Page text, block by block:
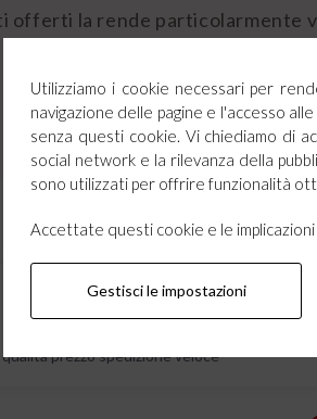
offerti la rende particolarmente
prezzo spedizione veloce
Utilizziamo i cookie necessari per
navigazione delle pagine e l'accesso
senza questi cookie. Vi chiediamo di
social network e la rilevanza della
sono utilizzati per offrire funzionalità
Accettate questi cookie e le
Gestisci le impostazioni